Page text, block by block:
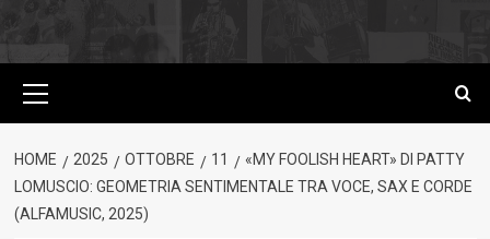
principale
HOME 2025 OTTOBRE 11
«MY FOOLISH HEART» DI PATTY
LOMUSCIO: GEOMETRIA SENTIMENTALE TRA VOCE, SAX E CORDE
(ALFAMUSIC, 2025)